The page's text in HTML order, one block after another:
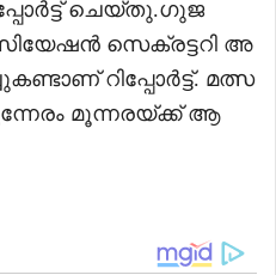
ചെയ്തു.ഗുജ
സെക്രട്ടറി അ
റിപ്പോർട്ട്. മത്സ
മൂന്നരയ്ക്ക് ആ